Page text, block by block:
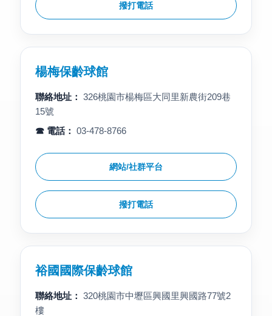
撥打電話
楊梅保齡球館
聯絡地址： 326桃園市楊梅區大同里新農街209巷
15號
☎ 電話： 03-478-8766
網站/社群平台
撥打電話
裕國國際保齡球館
聯絡地址： 320桃園市中壢區興國里興國路77號2
樓